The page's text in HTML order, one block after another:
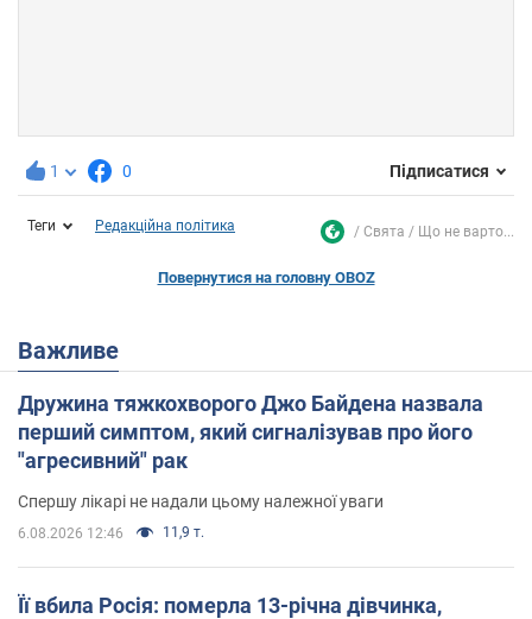
1 0 Підписатися
Теги Редакційна політика Свята Що не варто...
Повернутися на головну OBOZ
Важливе
Дружина тяжкохворого Джо Байдена назвала
перший симптом, який сигналізував про його
"агресивний" рак
Спершу лікарі не надали цьому належної уваги
6.08.2026 12:46 11,9 т.
Її вбила Росія: померла 13-річна дівчинка,